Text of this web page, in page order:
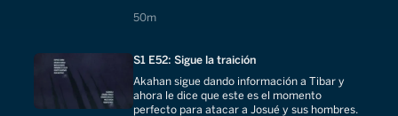
50m
50 minutes
S1 E52: Sigue la traición
Akahan sigue dando información a Tibar y
ahora le dice que este es el momento
perfecto para atacar a Josué y sus hombres.